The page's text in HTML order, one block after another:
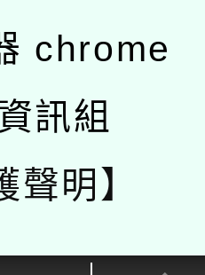
chrome
訊組
聲明】